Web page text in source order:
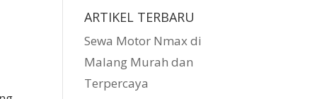
ARTIKEL TERBARU
Sewa Motor Nmax di
Malang Murah dan
Terpercaya